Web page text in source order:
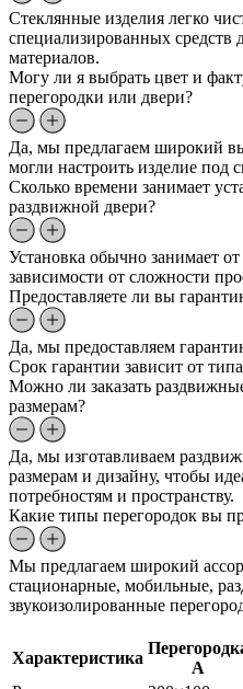
Стеклянные изделия легко
специализированных средств
материалов.
Могу ли я выбрать цвет и
перегородки или двери?
Да, мы предлагаем широкий
могли настроить изделие под
Сколько времени занимает
раздвижной двери?
Установка обычно занимает
зависимости от сложности
Предоставляете ли вы
Да, мы предоставляем
Срок гарантии зависит от
Можно ли заказать
размерам?
Да, мы изготавливаем
размерам и дизайну, чтобы
потребностям и пространству.
Какие типы перегородок вы
Мы предлагаем широкий
стационарные, мобильные,
звукоизолированные
Характеристика
А